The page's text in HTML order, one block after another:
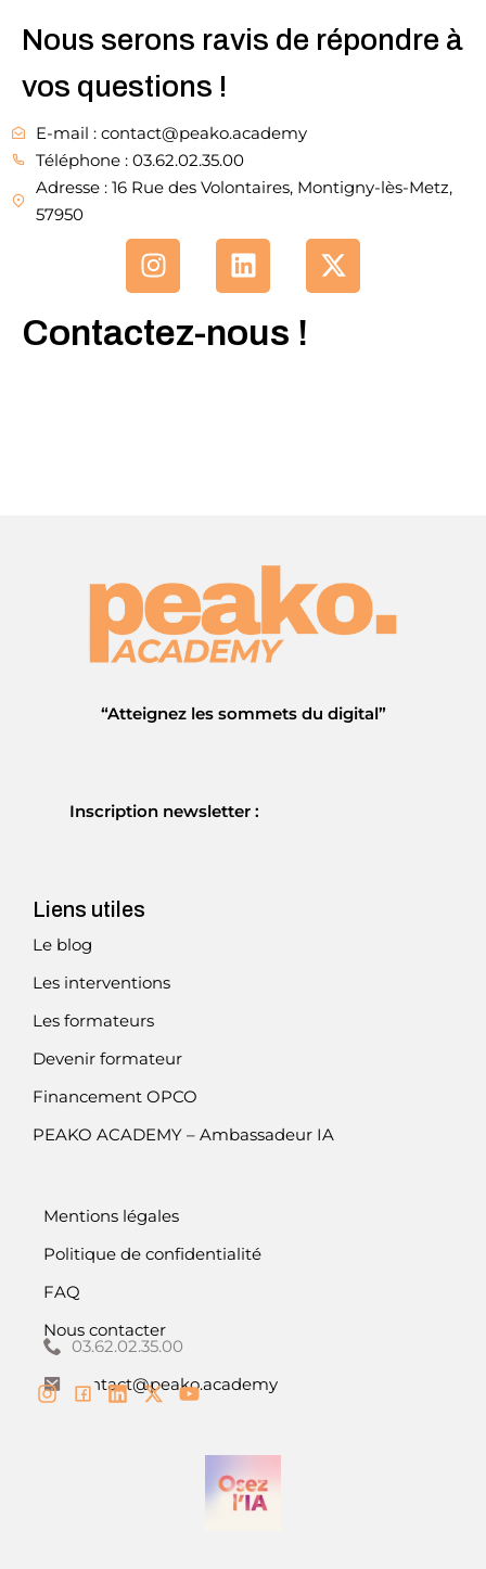
IA
Nous serons ravis de répondre à
vos questions !
E-mail : contact@peako.academy
Téléphone : 03.62.02.35.00
Adresse : 16 Rue des Volontaires, Montigny-lès-Metz,
57950
Contactez-nous !
“Atteignez les sommets du digital”
Inscription newsletter :
Liens utiles
Le blog
Les interventions
Les formateurs
Devenir formateur
Financement OPCO
PEAKO ACADEMY – Ambassadeur IA
Mentions légales
Politique de confidentialité
FAQ
Nous contacter
03.62.02.35.00
contact@peako.academy
Sign up